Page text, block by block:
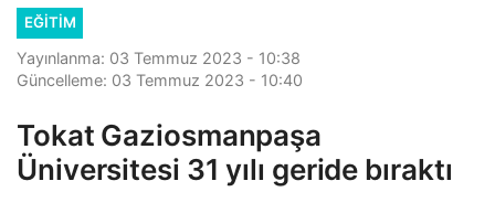
EĞITIM
Yayınlanma: 03 Temmuz 2023 - 10:38
Güncelleme: 03 Temmuz 2023 - 10:40
Tokat Gaziosmanpaşa
Üniversitesi 31 yılı geride bıraktı